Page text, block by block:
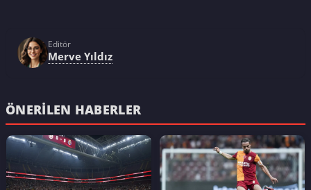
Editör
Merve Yıldız
ÖNERILEN HABERLER